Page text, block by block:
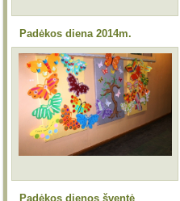
Padėkos diena 2014m.
Padėkos dienos šventė